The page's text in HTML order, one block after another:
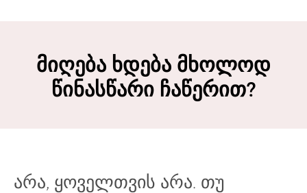
მიღება ხდება მხოლოდ
წინასწარი ჩაწერით?
არა, ყოველთვის არა. თუ